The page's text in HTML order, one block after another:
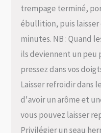
trempage terminé,
ébullition, puis laisser
minutes. NB : Quand
ils deviennent un peu
pressez dans vos
Laisser refroidir dans
d'avoir un arôme et
vous pouvez laisser
Privilégier un seau